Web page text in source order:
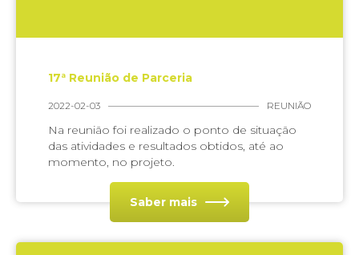
17ª Reunião de Parceria
2022-02-03 REUNIÃO
Na reunião foi realizado o ponto de situação
das atividades e resultados obtidos, até ao
momento, no projeto.
Saber mais